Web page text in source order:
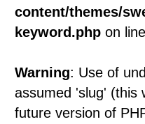
content/themes/
keyword.phpon line
Warning: Use of
assumed 'slug' (this
future version of